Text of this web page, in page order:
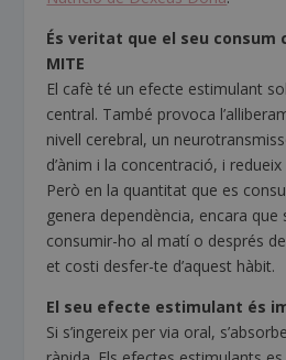
És veritat que el seu consum
MITE
El cafè té un efecte estimulant
central. També provoca
nivell cerebral, un
d’ànim i la concentració, i
Però en la quantitat que es
genera dependència, encara que
consumir-ho al matí o després
et costi desfer-te d’aquest hàbit.
El seu efecte estimulant és
Si s’ingereix per via oral,